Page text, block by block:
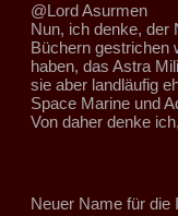
@Lord Asurmen
Nun, ich denke, der
Büchern gestrichen
haben, das Astra
sie aber landläufig
Space Marine und
Von daher denke
Neuer Name für die